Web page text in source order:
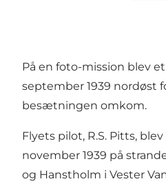
På en foto-mission blev
september 1939 nordøst
besætningen omkom.
Flyets pilot, R.S. Pitts,
november 1939 på
og Hanstholm i Vester